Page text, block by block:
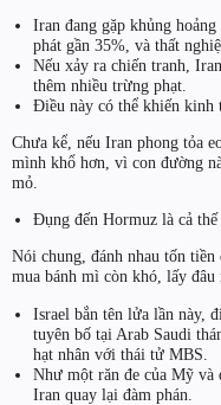
Iran đang gặp khủng
phát gần 35%, và thất
Nếu xảy ra chiến tranh,
thêm nhiều trừng phạt.
Điều này có thể khiến kinh
Chưa kể, nếu Iran phong tỏa
mình khổ hơn, vì con đường
mỏ.
Đụng đến Hormuz là cả
Nói chung, đánh nhau tốn
mua bánh mì còn khó, lấy đâu
Israel bắn tên lửa lần này,
tuyên bố tại Arab Saudi
hạt nhân với thái tử MBS.
Như một răn đe của Mỹ và
Iran quay lại đàm phán.